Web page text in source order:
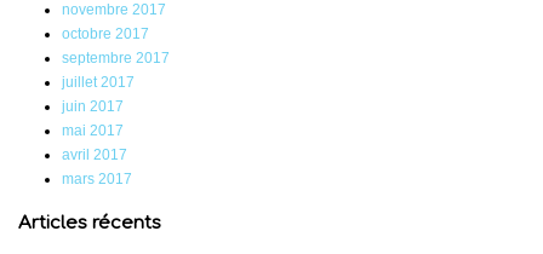
novembre 2017
octobre 2017
septembre 2017
juillet 2017
juin 2017
mai 2017
avril 2017
mars 2017
Articles récents